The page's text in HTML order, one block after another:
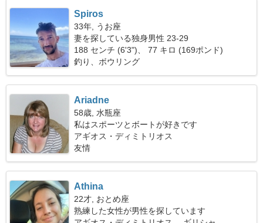
Spiros
33年, うお座
妻を探している独身男性 23-29
188 センチ (6'3")、 77 キロ (169ポンド)
釣り、ボウリング
Ariadne
58歳, 水瓶座
私はスポーツとボートが好きです
アギオス・ディミトリオス
友情
Athina
22才, おとめ座
熟練した女性が男性を探しています